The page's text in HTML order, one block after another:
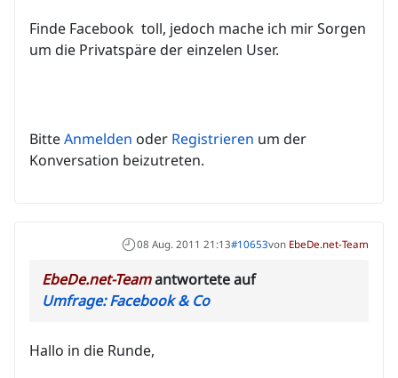
Finde Facebook toll, jedoch mache ich mir Sorgen
um die Privatspäre der einzelen User.
BitteAnmelden oder Registrieren um der
Konversation beizutreten.
08 Aug. 2011 21:13#10653von EbeDe.net-Team
EbeDe.net-Teamantwortete auf
Umfrage: Facebook & Co
Hallo in die Runde,